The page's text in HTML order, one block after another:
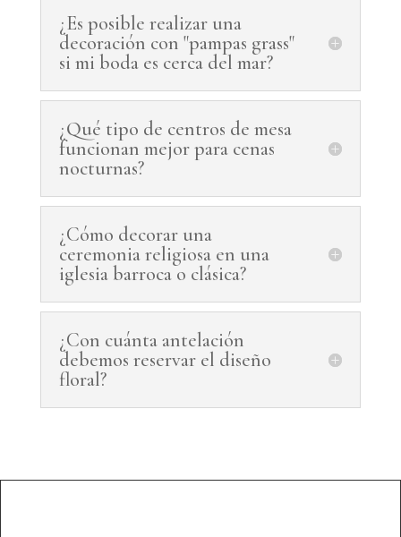
¿Es posible realizar una
decoración con "pampas grass"
si mi boda es cerca del mar?
¿Qué tipo de centros de mesa
funcionan mejor para cenas
nocturnas?
¿Cómo decorar una
ceremonia religiosa en una
iglesia barroca o clásica?
¿Con cuánta antelación
debemos reservar el diseño
floral?